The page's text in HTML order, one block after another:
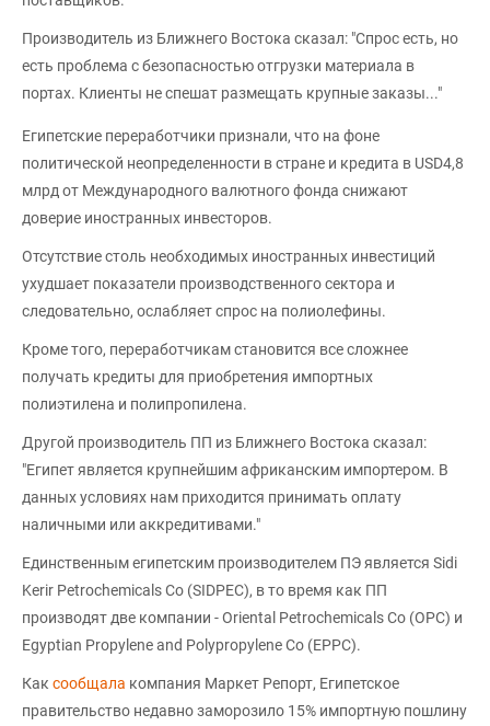
Производитель из Ближнего Востока сказал: "Спрос есть, но
есть проблема с безопасностью отгрузки материала в
портах. Клиенты не спешат размещать крупные заказы..."
Египетские переработчики признали, что на фоне
политической неопределенности в стране и кредита в USD4,8
млрд от Международного валютного фонда снижают
доверие иностранных инвесторов.
Отсутствие столь необходимых иностранных инвестиций
ухудшает показатели производственного сектора и
следовательно, ослабляет спрос на полиолефины.
Кроме того, переработчикам становится все сложнее
получать кредиты для приобретения импортных
полиэтилена и полипропилена.
Другой производитель ПП из Ближнего Востока сказал:
"Египет является крупнейшим африканским импортером. В
данных условиях нам приходится принимать оплату
наличными или аккредитивами."
Единственным египетским производителем ПЭ является Sidi
Kerir Petrochemicals Co (SIDPEC), в то время как ПП
производят две компании - Oriental Petrochemicals Co (OPC) и
Egyptian Propylene and Polypropylene Co (EPPC).
Как сообщала компания Маркет Репорт, Египетское
правительство недавно заморозило 15% импортную пошлину